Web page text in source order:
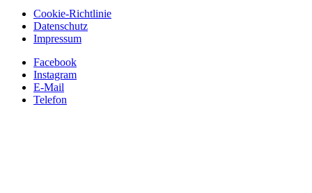
Cookie-Richtlinie
Datenschutz
Impressum
Facebook
Instagram
E-Mail
Telefon